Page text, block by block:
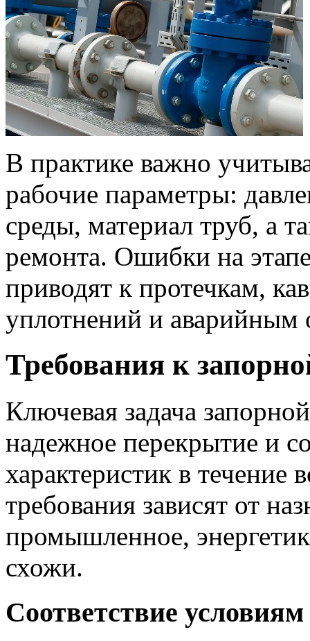
В практике важно
рабочие параметры:
среды, материал труб, а
ремонта. Ошибки на
приводят к протечкам,
уплотнений и аварийным
Требования к
Ключевая задача
надежное перекрытие и
характеристик в течение
требования зависят от
промышленное,
схожи.
Соответствие